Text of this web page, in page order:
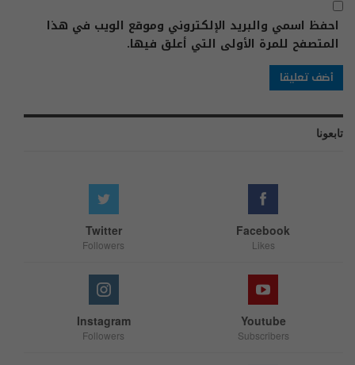
احفظ اسمي والبريد الإلكتروني وموقع الويب في هذا
المتصفح للمرة الأولى التي أعلق فيها.
تابعونا
Facebook
Likes
Twitter
Followers
Youtube
Subscribers
Instagram
Followers